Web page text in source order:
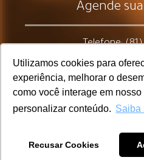
Utilizamos cookies para
experiência, melhorar o
como você interage em nosso
personalizar conteúdo. Saiba
Recusar Cookies
Agende
Telefone:
Ou Pelo
Feito por: © Grid
Política de